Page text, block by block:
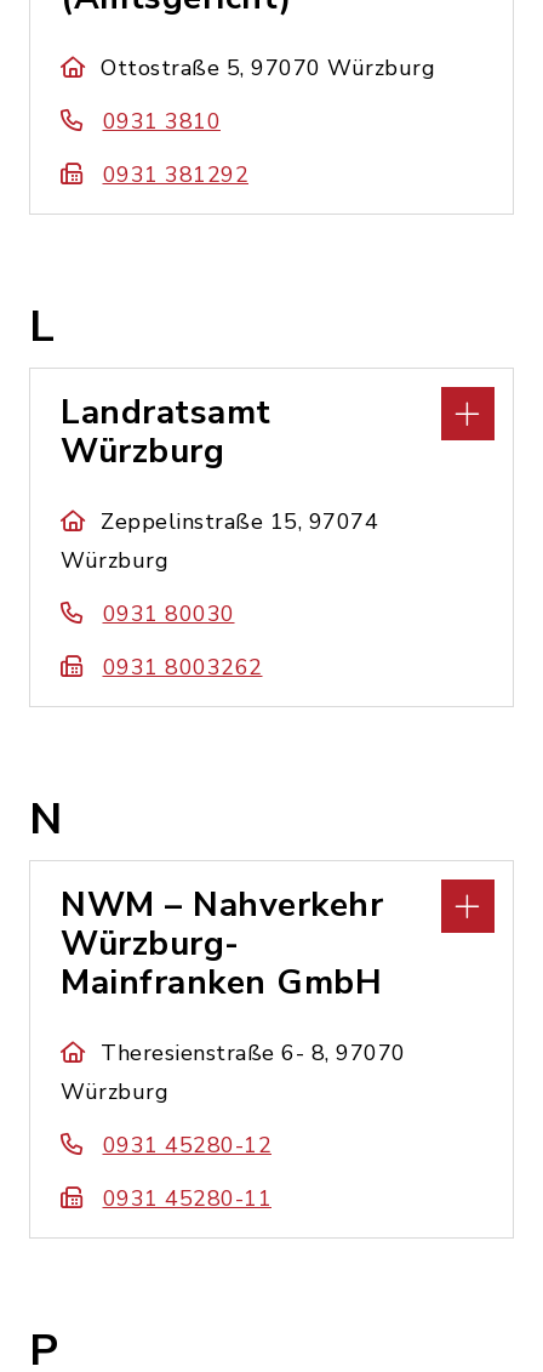
Ottostraße 5, 97070 Würzburg
0931 3810
0931 381292
L
Landratsamt
Würzburg
Zeppelinstraße 15, 97074
Würzburg
0931 80030
0931 8003262
N
NWM – Nahverkehr
Würzburg-
Mainfranken GmbH
Theresienstraße 6- 8, 97070
Würzburg
0931 45280-12
0931 45280-11
P